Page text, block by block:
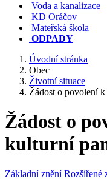
Voda a kanalizace
KD Oráčov
Mateřská škola
ODPADY
Úvodní stránka
Obec
Životní situace
Žádost o povolení
Žádost o
kulturní
Základní znění Rozšířené